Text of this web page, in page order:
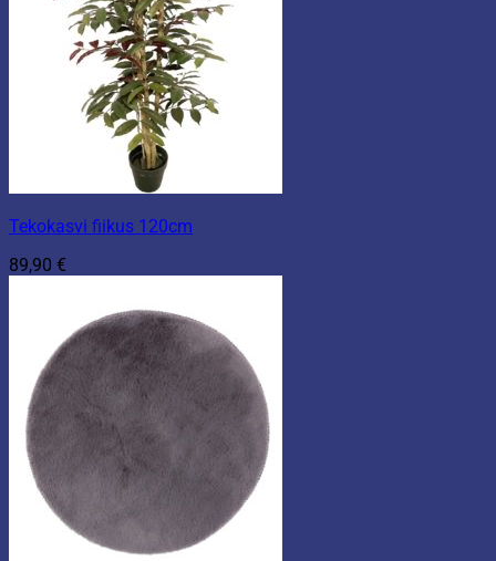
Tekokasvi fiikus 120cm
89,90 €